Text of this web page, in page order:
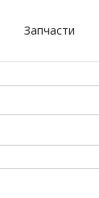
Запчасти